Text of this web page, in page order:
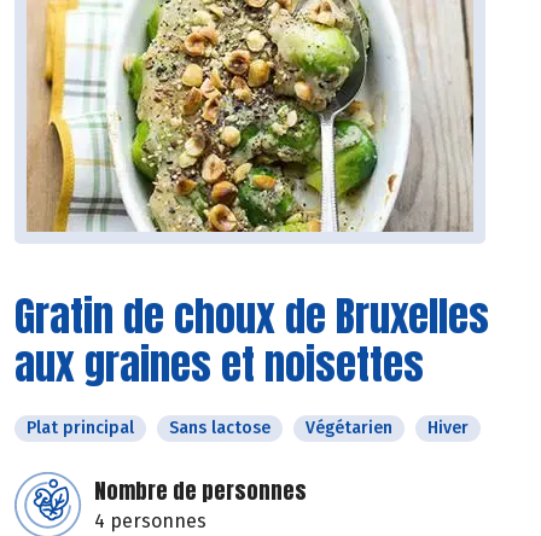
Gratin de choux de Bruxelles
aux graines et noisettes
Plat principal Sans lactose Végétarien Hiver
Nombre de personnes
4 personnes